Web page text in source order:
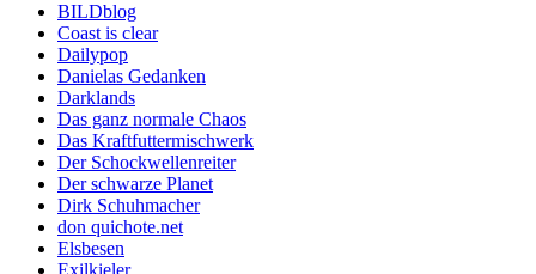
BILDblog
Coast is clear
Dailypop
Danielas Gedanken
Darklands
Das ganz normale Chaos
Das Kraftfuttermischwerk
Der Schockwellenreiter
Der schwarze Planet
Dirk Schuhmacher
don quichote.net
Elsbesen